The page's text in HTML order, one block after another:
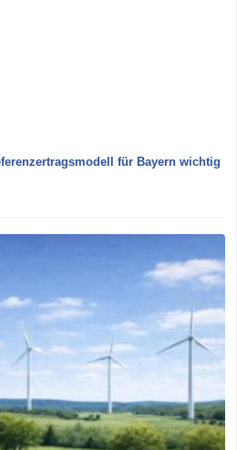
für Bayern wichtig